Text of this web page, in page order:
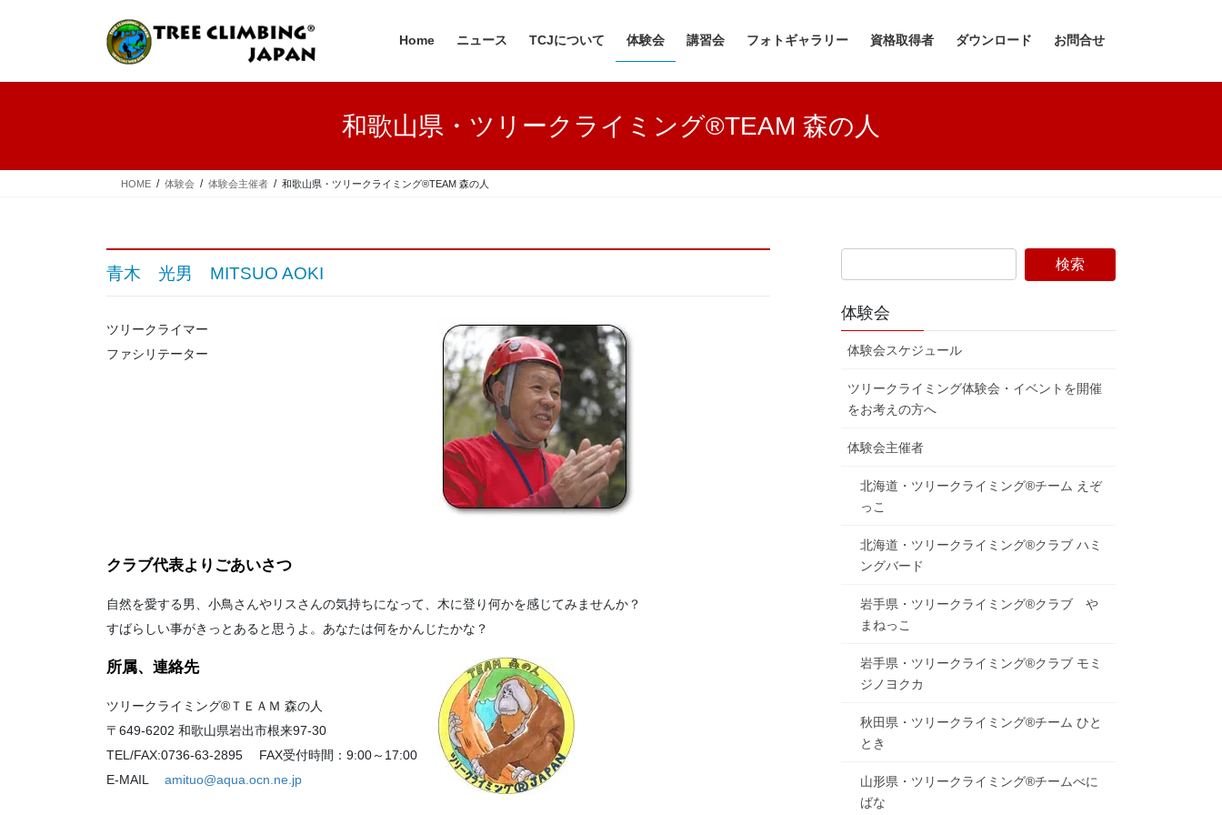
ツ
シ
Home ニュース TCJについて 体験会 講習会 フォトギャラリー 資格取得者 ダウンロード お問合せ
和歌山県・ツリークライミング®TEAM 森の人
HOME 体験会 体験会主催者 和歌山県・ツリークライミング®TEAM 森の人
青木 光男 MITSUO AOKI
ツリークライマー
ファシリテーター
クラブ代表よりごあいさつ
自然を愛する男、小鳥さんやリスさんの気持ちになって、木に登り何かを感じてみませんか？
すばらしい事がきっとあると思うよ。あなたは何をかんじたかな？
所属、連絡先
ツリークライミング®ＴＥＡＭ 森の人
〒649-6202 和歌山県岩出市根来97-30
TEL/FAX:0736-63-2895 FAX受付時間：9:00～17:00
E-MAIL amituo@aqua.ocn.ne.jp
体験会
体験会スケジュール
ツリークライミング体験会・イベントを開催
をお考えの方へ
体験会主催者
北海道・ツリークライミング®チーム えぞ
っこ
北海道・ツリークライミング®クラブ ハミ
ングバード
岩手県・ツリークライミング®クラブ や
まねっこ
岩手県・ツリークライミング®クラブ モミ
ジノヨクカ
秋田県・ツリークライミング®チーム ひと
とき
山形県・ツリークライミング®チームべに
ばな